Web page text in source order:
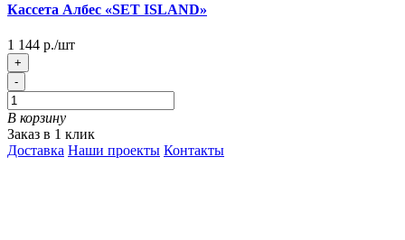
Кассета Албес «SET ISLAND»
1 144 р./шт
+
-
В корзину
Заказ в 1 клик
Доставка Наши проекты Контакты